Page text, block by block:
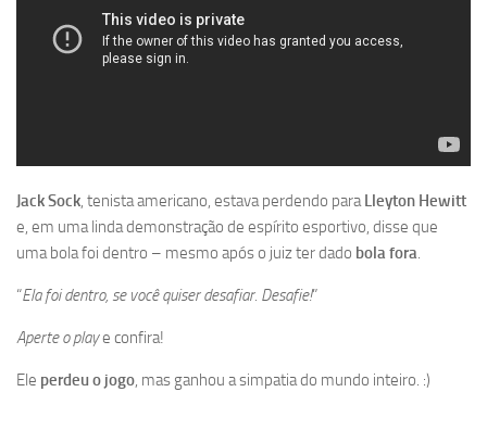
Jack Sock, tenista americano, estava perdendo paraLleyton Hewitt
e, em uma linda demonstração de espírito esportivo, disse que
uma bola foi dentro – mesmo após o juiz ter dado bola fora.
“Ela foi dentro, se você quiser desafiar. Desafie!”
Aperte o playe confira!
Ele perdeu o jogo, mas ganhou a simpatia do mundo inteiro. :)